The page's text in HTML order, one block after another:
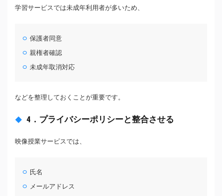
学習サービスでは未成年利用者が多いため、
保護者同意
親権者確認
未成年取消対応
などを整理しておくことが重要です。
4．プライバシーポリシーと整合させる
映像授業サービスでは、
氏名
メールアドレス